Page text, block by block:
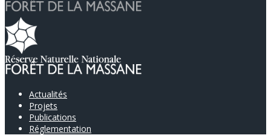
Actualités
Projets
Publications
Réglementation